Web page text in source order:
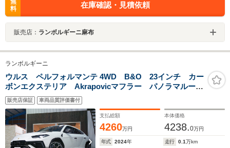
料
在庫確認・見積依頼
販売店： ランボルギーニ麻布
ランボルギーニ
ウルス ペルフォルマンテ 4WD B&O 23インチ カー
ボンエクステリア Akrapovicマフラー パノラマルー
フ アンビエントPKG ハイウェイアシスト シティア
シスト ヘッドアップディスプレイ ナイトビジョン
TVチューナー
販売店保証 車両品質評価書付
支払総額
4260万円
本体価格
4238.0万円
年式 2024年 走行 0.1万km